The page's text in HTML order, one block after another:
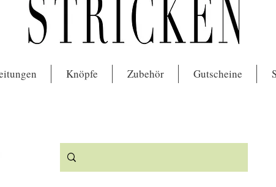
Knöpfe Zubehör Gutscheine